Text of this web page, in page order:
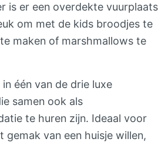
is er een overdekte vuurplaats
om met de kids broodjes te
maken of marshmallows te
één van de drie luxe
samen ook als
te huren zijn. Ideaal voor
gemak van een huisje willen,